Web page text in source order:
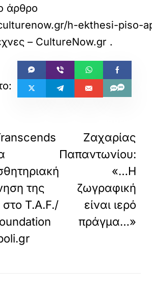
άρθρο
h-ekthesi-piso-
– CultureNow.gr .
της
T.A.F./
Ζαχαρίας
Παπαντωνίου:
«…Η
ζωγραφική
είναι ιερό
πράγμα…»